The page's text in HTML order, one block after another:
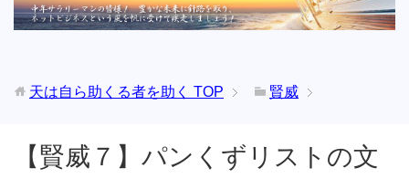
天は自ら助くる者を助く TOP 賢威
【賢威７】パンくずリストの文